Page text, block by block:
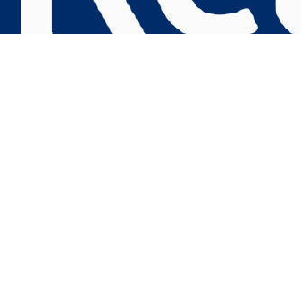
de confidentialité, en garantissant la